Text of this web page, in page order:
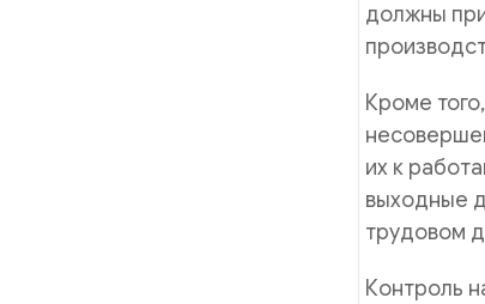
должны
Кроме
их к
выходные
трудовом
Контроль